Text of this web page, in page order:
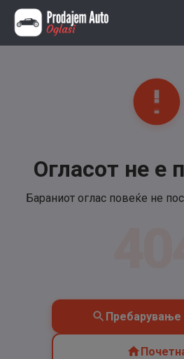
Огласот не е
Бараниот оглас повеќе не
Пребарување